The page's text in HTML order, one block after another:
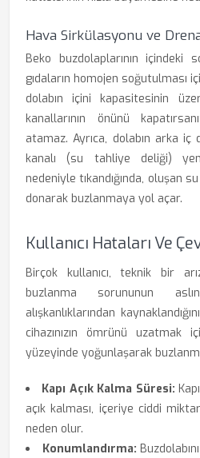
Hava Sirkülasyonu ve
Beko buzdolaplarının içindeki
gıdaların homojen soğutulması
dolabın içini kapasitesinin
kanallarının önünü
atamaz. Ayrıca, dolabın arka iç
kanalı (su tahliye deliği)
nedeniyle tıkandığında, oluşan
donarak buzlanmaya yol açar.
Kullanıcı Hataları Ve
Birçok kullanıcı, teknik bir
buzlanma sorununun
alışkanlıklarından
cihazınızın ömrünü uzatmak
yüzeyinde yoğunlaşarak
Kapı Açık Kalma Süresi:
açık kalması, içeriye ciddi
neden olur.
Konumlandırma: